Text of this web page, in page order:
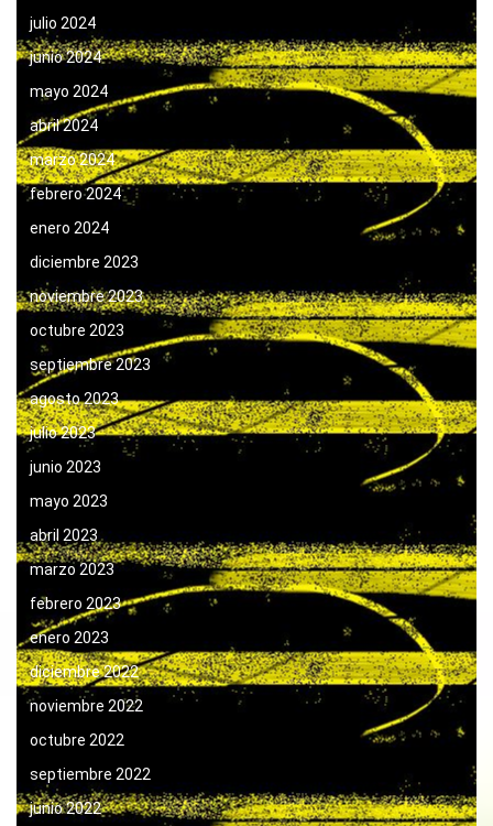
julio 2024
junio 2024
mayo 2024
abril 2024
marzo 2024
febrero 2024
enero 2024
diciembre 2023
noviembre 2023
octubre 2023
septiembre 2023
agosto 2023
julio 2023
junio 2023
mayo 2023
abril 2023
marzo 2023
febrero 2023
enero 2023
diciembre 2022
noviembre 2022
octubre 2022
septiembre 2022
junio 2022